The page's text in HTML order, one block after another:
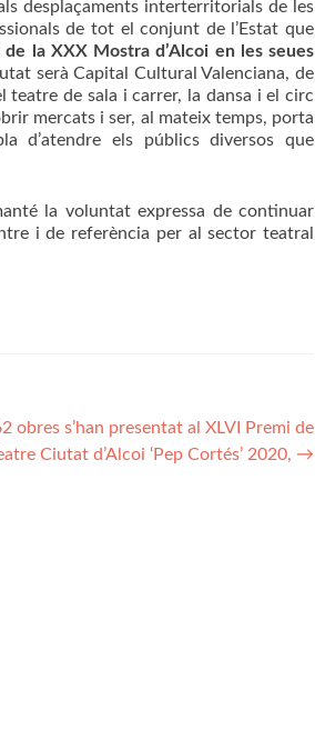
desplaçaments interterritorials de les
de tot el conjunt de l’Estat que
de la XXX Mostra d’Alcoi en les seues
serà Capital Cultural Valenciana, de
teatre de sala i carrer, la dansa i el circ
mercats i ser, al mateix temps, porta
d’atendre els públics diversos que
la voluntat expressa de continuar
i de referència per al sector teatral
obres s’han presentat al XLVI Premi de
Ciutat d’Alcoi ‘Pep Cortés’ 2020, →